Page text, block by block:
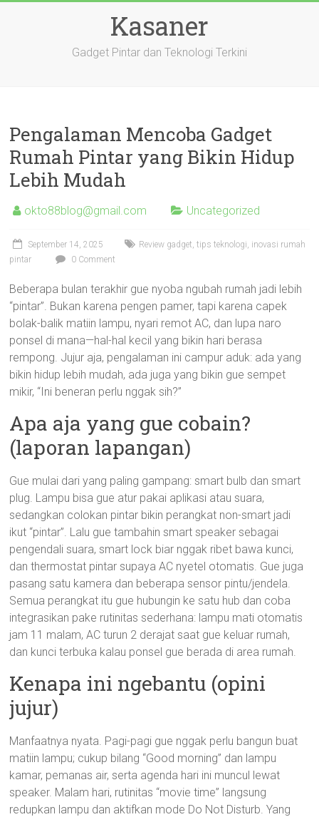
Kasaner
Gadget Pintar dan Teknologi Terkini
Pengalaman Mencoba Gadget
Rumah Pintar yang Bikin Hidup
Lebih Mudah
okto88blog@gmail.com Uncategorized
September 14, 2025
Review gadget, tips teknologi, inovasi rumah
pintar
0 Comment
Beberapa bulan terakhir gue nyoba ngubah rumah jadi lebih
“pintar”. Bukan karena pengen pamer, tapi karena capek
bolak-balik matiin lampu, nyari remot AC, dan lupa naro
ponsel di mana—hal-hal kecil yang bikin hari berasa
rempong. Jujur aja, pengalaman ini campur aduk: ada yang
bikin hidup lebih mudah, ada juga yang bikin gue sempet
mikir, “Ini beneran perlu nggak sih?”
Apa aja yang gue cobain?
(laporan lapangan)
Gue mulai dari yang paling gampang: smart bulb dan smart
plug. Lampu bisa gue atur pakai aplikasi atau suara,
sedangkan colokan pintar bikin perangkat non-smart jadi
ikut “pintar”. Lalu gue tambahin smart speaker sebagai
pengendali suara, smart lock biar nggak ribet bawa kunci,
dan thermostat pintar supaya AC nyetel otomatis. Gue juga
pasang satu kamera dan beberapa sensor pintu/jendela.
Semua perangkat itu gue hubungin ke satu hub dan coba
integrasikan pake rutinitas sederhana: lampu mati otomatis
jam 11 malam, AC turun 2 derajat saat gue keluar rumah,
dan kunci terbuka kalau ponsel gue berada di area rumah.
Kenapa ini ngebantu (opini
jujur)
Manfaatnya nyata. Pagi-pagi gue nggak perlu bangun buat
matiin lampu; cukup bilang “Good morning” dan lampu
kamar, pemanas air, serta agenda hari ini muncul lewat
speaker. Malam hari, rutinitas “movie time” langsung
redupkan lampu dan aktifkan mode Do Not Disturb. Yang